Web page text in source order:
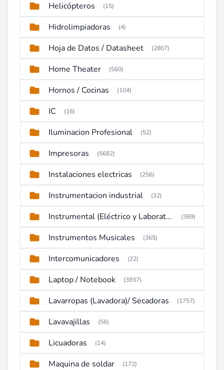
Helicópteros (15)
Hidrolimpiadoras (4)
Hoja de Datos / Datasheet (2807)
Home Theater (560)
Hornos / Cocinas (104)
IC (16)
Iluminacion Profesional (52)
Impresoras (5682)
Instalaciones electricas (256)
Instrumentacion industrial (32)
Instrumental (Eléctrico y Laboratorio) (389)
Instrumentos Musicales (365)
Intercomunicadores (22)
Laptop / Notebook (3937)
Lavarropas (Lavadora)/ Secadoras (1757)
Lavavajillas (56)
Licuadoras (14)
Maquina de soldar (172)